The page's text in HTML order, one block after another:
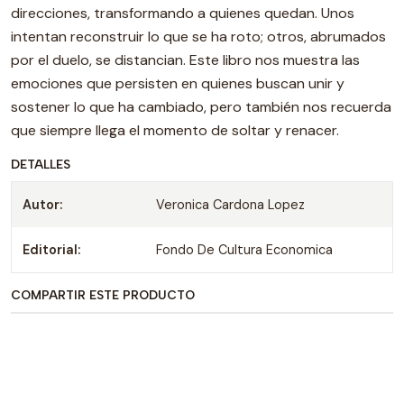
direcciones, transformando a quienes quedan. Unos
intentan reconstruir lo que se ha roto; otros, abrumados
por el duelo, se distancian. Este libro nos muestra las
emociones que persisten en quienes buscan unir y
sostener lo que ha cambiado, pero también nos recuerda
que siempre llega el momento de soltar y renacer.
DETALLES
Autor: Veronica Cardona Lopez
Editorial: Fondo De Cultura Economica
COMPARTIR ESTE PRODUCTO